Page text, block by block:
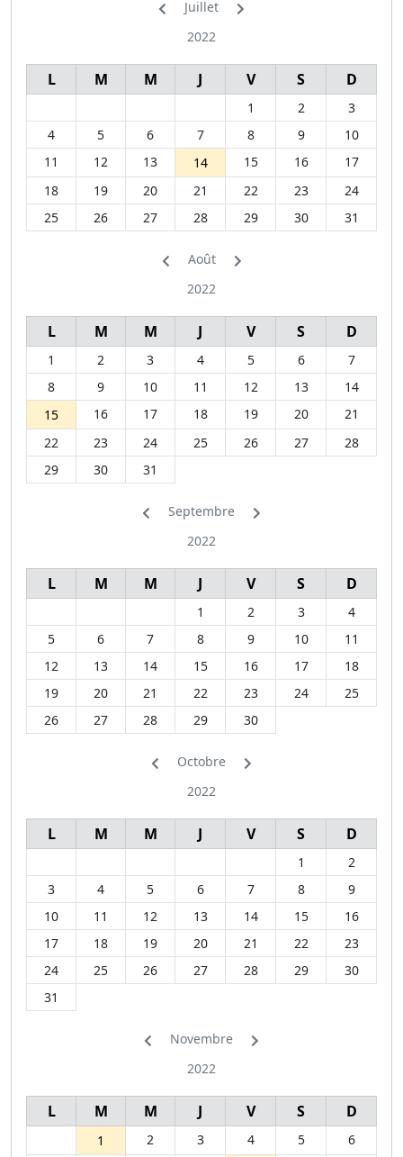
Juillet
2022
L M M J V S D
1 2
3
4
5 6 7 8 9
10
11
12 13 14 15 16
17
18
19 20 21 22 23
24
25
26 27 28 29 30 31
Août
2022
L M M J V S D
1 2 3 4 5 6
7
8
9 10 11 12 13
14
15
16 17 18 19 20
21
22
23 24 25 26 27
28
29
30 31
Septembre
2022
L M M J V S D
1 2 3
4
5
6 7 8 9 10
11
12
13 14 15 16 17
18
19
20 21 22 23 24
25
26
27 28 29 30
Octobre
2022
L M M J V S D
1
2
3
4 5 6 7 8
9
10
11 12 13 14 15
16
17
18 19 20 21 22
23
24
25 26 27 28 29
30
31
Novembre
2022
L M M J V S D
1 2 3 4 5
6